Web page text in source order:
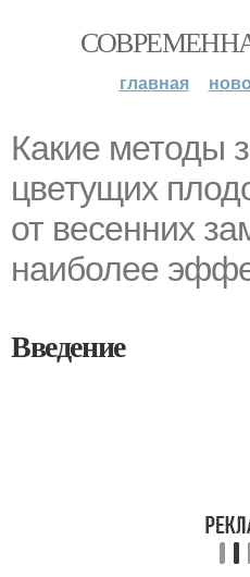
главная
Какие методы
цветущих
от весенних
наиболее
Введение